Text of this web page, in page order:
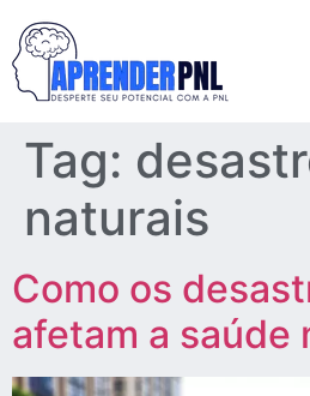
Tag:
naturais
Como os
afetam a saúde